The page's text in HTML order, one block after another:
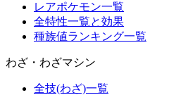
レアポケモン一覧
全特性一覧と効果
種族値ランキング一覧
わざ・わざマシン
全技(わざ)一覧